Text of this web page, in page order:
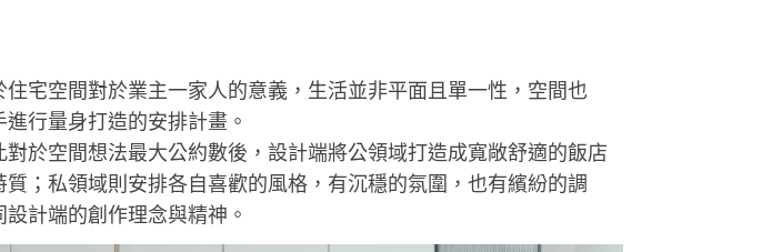
宅空間對於業主一家人的意義，生活並非平面且單一性，空間也
行量身打造的安排計畫。
於空間想法最大公約數後，設計端將公領域打造成寬敞舒適的飯店
；私領域則安排各自喜歡的風格，有沉穩的氛圍，也有繽紛的調
計端的創作理念與精神。